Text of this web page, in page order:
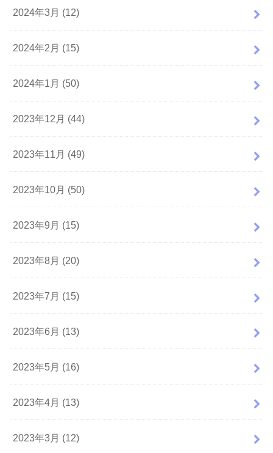
2024年3月 (12)
2024年2月 (15)
2024年1月 (50)
2023年12月 (44)
2023年11月 (49)
2023年10月 (50)
2023年9月 (15)
2023年8月 (20)
2023年7月 (15)
2023年6月 (13)
2023年5月 (16)
2023年4月 (13)
2023年3月 (12)